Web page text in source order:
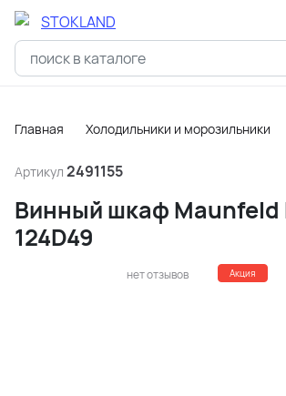
Главная Холодильники и морозильники
Артикул 2491155
Винный шкаф Maunfeld
124D49
нет отзывов Акция